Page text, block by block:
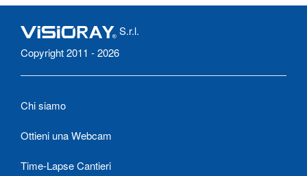
S.r.l.
Copyright 2011 - 2026
Chi siamo
Ottieni una Webcam
Time-Lapse Cantieri